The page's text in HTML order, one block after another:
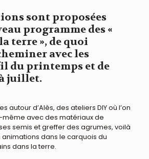
sont proposées
programme des «
terre », de quoi
avec les
du printemps et de
à juillet.
autour d’Alès, des ateliers DIY où l’on
avec des matériaux de
semis et greffer des agrumes, voilà
dans le carquois du
dans la terre.